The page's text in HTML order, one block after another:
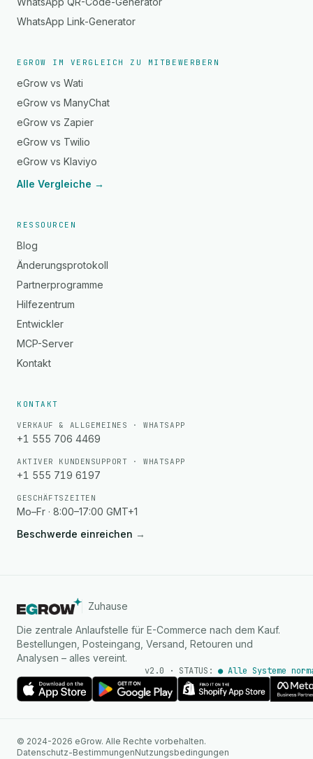
WhatsApp Link-Generator
EGROW IM VERGLEICH ZU MITBEWERBERN
eGrow vs Wati
eGrow vs ManyChat
eGrow vs Zapier
eGrow vs Twilio
eGrow vs Klaviyo
Alle Vergleiche →
RESSOURCEN
Blog
Änderungsprotokoll
Partnerprogramme
Hilfezentrum
Entwickler
MCP-Server
Kontakt
KONTAKT
VERKAUF & ALLGEMEINES · WHATSAPP
+1 555 706 4469
AKTIVER KUNDENSUPPORT · WHATSAPP
+1 555 719 6197
GESCHÄFTSZEITEN
Mo–Fr · 8:00–17:00 GMT+1
Beschwerde einreichen →
Zuhause
Die zentrale Anlaufstelle für E-Commerce nach dem Kauf.
Bestellungen, Posteingang, Versand, Retouren und
Analysen – alles vereint.
v2.0 · STATUS: ● Alle Systeme
© 2024-2026 eGrow. Alle Rechte vorbehalten.
Datenschutz-BestimmungenNutzungsbedingungen
Sofortige Antworten auf
WhatsApp